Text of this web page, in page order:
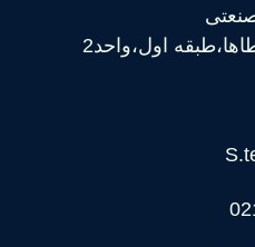
اول،واحد2